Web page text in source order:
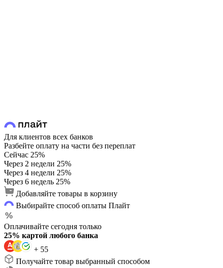
Для клиентов всех банков
Разбейте оплату на части без переплат
Сейчас 25%
Через 2 недели 25%
Через 4 недели 25%
Через 6 недель 25%
Добавляйте товары в корзину
Выбирайте способ оплаты Плайт
Оплачивайте сегодня только
25% картой любого банка
+ 55
Получайте товар выбранный способом